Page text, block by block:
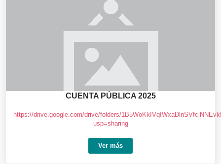
CUENTA PÚBLICA 2025
https://drive.google.com/drive/folders/
usp=sharing
Ver más